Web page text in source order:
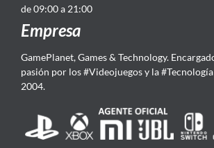
de 09:00 a 21:00
Empresa
GamePlanet, Games & Technology.
pasión por los #Videojuegos y la
2004.